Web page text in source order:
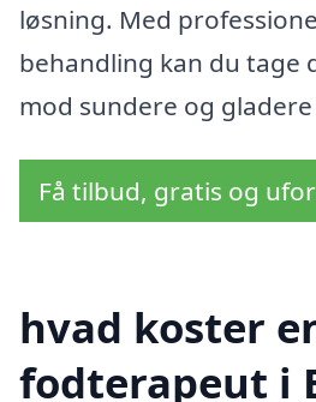
løsning. Med
behandling kan du tage
mod sundere og
Få tilbud, gratis og
hvad koster
fodterapeut i